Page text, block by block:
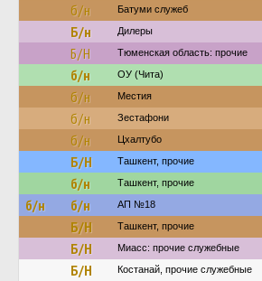
б/н Батуми служеб
Б/н Дилеры
Б/Н Тюменская область: прочие
б/н ОУ (Чита)
б/н Местия
б/н Зестафони
б/н Цхалтубо
Б/Н Ташкент, прочие
б/н Ташкент, прочие
б/н б/н АП №18
Б/Н Ташкент, прочие
Б/Н Миасс: прочие служебные
Б/Н Костанай, прочие служебные